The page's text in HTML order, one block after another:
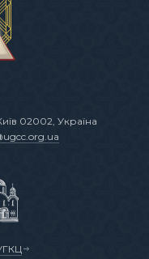
Київ 02002, Україна